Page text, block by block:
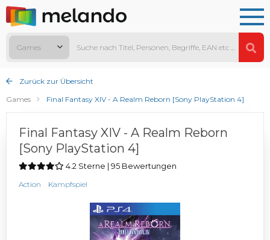
Games
Zurück zur Übersicht
Games
Final Fantasy XIV - A Realm Reborn [Sony PlayStation 4]
Final Fantasy XIV - A Realm Reborn
[Sony PlayStation 4]
4.2 Sterne | 95 Bewertungen
Action Kampfspiel